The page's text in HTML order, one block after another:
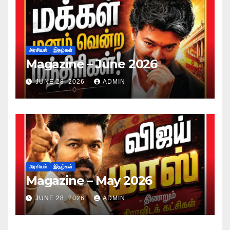
அரசியல் இதழ்கள்
Magazine – June 2026
JUNE 28, 2026 ADMIN
அரசியல் இதழ்கள்
Magazine – May 2026
JUNE 28, 2026 ADMIN